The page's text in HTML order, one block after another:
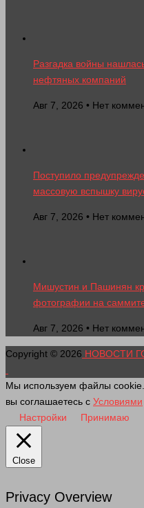
Разгадка войны
нефтяных компаний
Авг 7, 2026 • Нет
Поступило
массовую вспышку
Авг 7, 2026 • Нет
Мишустин и Пашинян
фотографии на
Авг 7, 2026 • Нет
Copyright © 2026 НОВОСТИ
Мы используем файлы cookie.
вы соглашаетесь с Условиями
Настройки
Принимаю
Close
Privacy Overview